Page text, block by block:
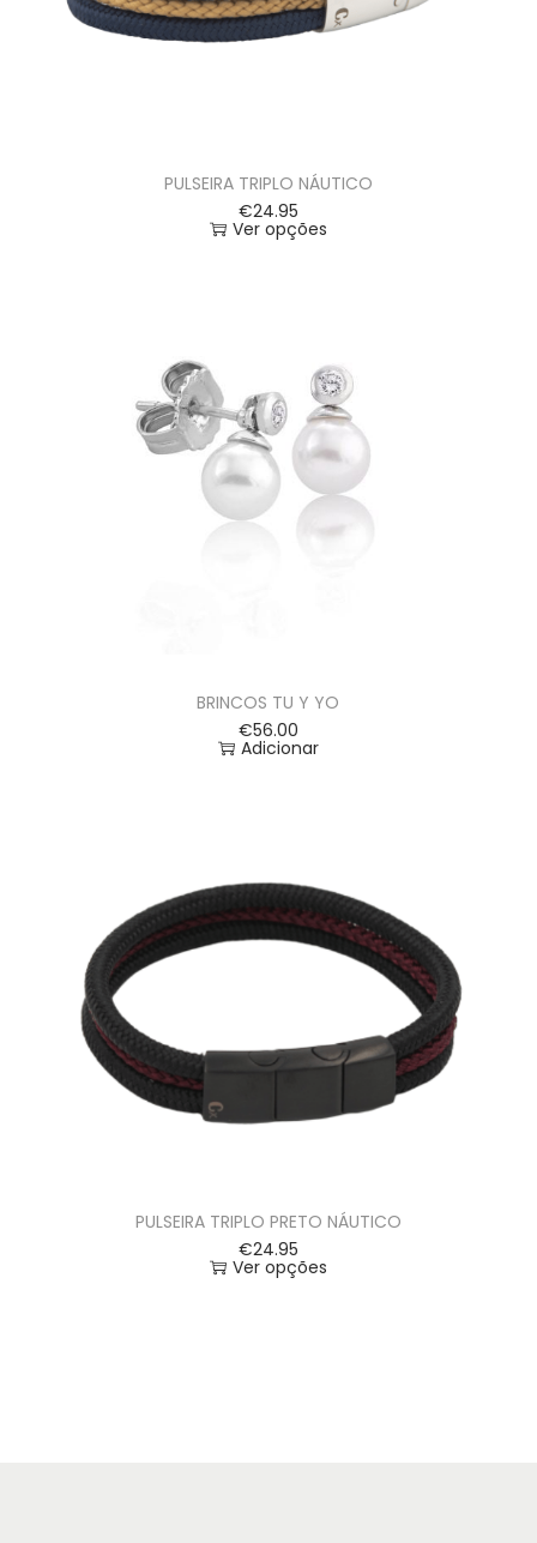
PULSEIRA TRIPLO NÁUTICO
€24.95
Ver opções
BRINCOS TU Y YO
€56.00
Adicionar
PULSEIRA TRIPLO PRETO NÁUTICO
€24.95
Ver opções